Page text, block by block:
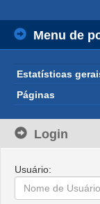
Menu de
Estatísticas
Páginas
Login
Usuário: